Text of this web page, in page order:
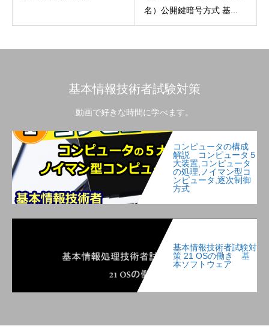
名）公開鍵暗号方式 基...
基本情報技術者試験対策
動画で好きな時間に学べます。
コンピュータの構成
解説 コンピュータ５
大装置,コンピュータ
の処理,ノイマン型コ
ンピュータ,逐次制御
方式
基本情報技術者試験対
策 21 OSの働き 基
本ソフトウェア